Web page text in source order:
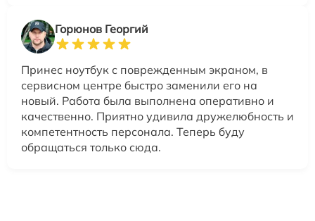
Горюнов Георгий
Принес ноутбук с поврежденным экраном, в
сервисном центре быстро заменили его на
новый. Работа была выполнена оперативно и
качественно. Приятно удивила дружелюбность и
компетентность персонала. Теперь буду
обращаться только сюда.